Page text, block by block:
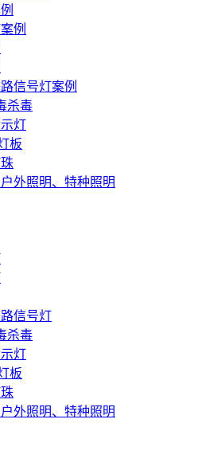
例
信号灯案例
杀毒
灯
板
外照明、特种照明
信号灯
杀毒
灯
板
外照明、特种照明